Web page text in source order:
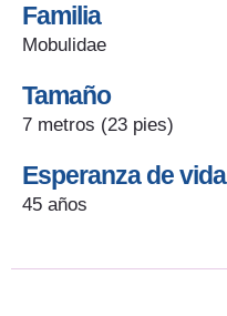
Familia
Mobulidae
Tamaño
7 metros (23 pies)
Esperanza de vida
45 años